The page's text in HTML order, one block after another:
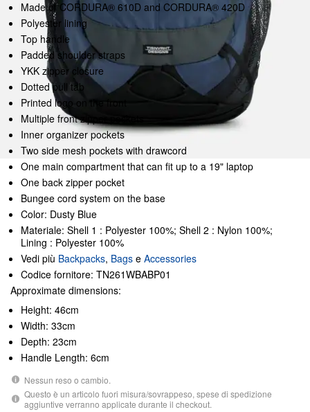
Made of CORDURA® 610D and CORDURA® 420D
Polyester lining
Top handle
Padded shoulder straps
YKK zipper closure
Dotted pull tab
Printed logo on the front
Multiple front zipper pockets
Inner organizer pockets
Two side mesh pockets with drawcord
One main compartment that can fit up to a 19" laptop
One back zipper pocket
Bungee cord system on the base
Color: Dusty Blue
Materiale: Shell 1 : Polyester 100%; Shell 2 : Nylon 100%;
Lining : Polyester 100%
Vedi più Backpacks, Bags e Accessories
Codice fornitore: TN261WBABP01
Approximate dimensions:
Height: 46cm
Width: 33cm
Depth: 23cm
Handle Length: 6cm
Nessun reso o cambio.
Questo è un articolo fuori misura/sovrappeso, spese di spedizione
aggiuntive verranno applicate durante il checkout.